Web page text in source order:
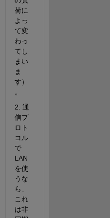
荷に
よっ
て変
わっ
てし
まい
ま
す）
。
2. 通
信プ
ロト
コル
で
LAN
を使
うな
ら、
これ
は非